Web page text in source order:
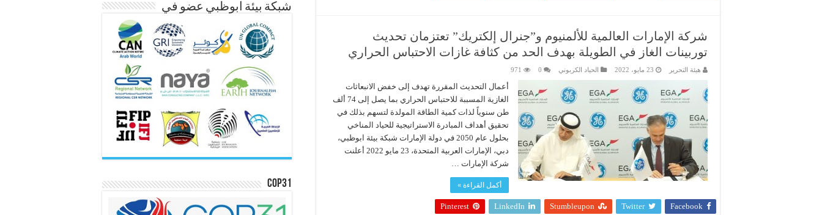
شركة الإمارات العالمية للألمنيوم و”جنرال إلكتريك” تعتزمان تحديث
توربينات الغاز في الطويلة بهدف الحد من كثافة غازات الاحتباس الحراري
هيئة التحرير 23 مايو، 2022 الحياد الكربوني 0
971
أعمال التحديث المقررة تهدف إلى خفض الانبعاثات
الغازية المسببة للاحتباس الحراري بما يصل إلى 74 ألف
طن سنوياً لذات كمية الطاقة المولدة لتسهم بذلك في
تحقيق أهداف المبادرة الاستراتيجية للحياد المناخي
بحلول عام 2050 في دولة الإمارات شبكة بيئة ابوظبي،
دبي، الإمارات العربية المتحدة، 23 مايو 2022 أعلنت
شركة الإمارات …
أكمل القراءة »
Facebook
Twitter
Stumbleupon
LinkedIn
Pinterest
شبكة بيئة ابوظبي عضو في
COP31